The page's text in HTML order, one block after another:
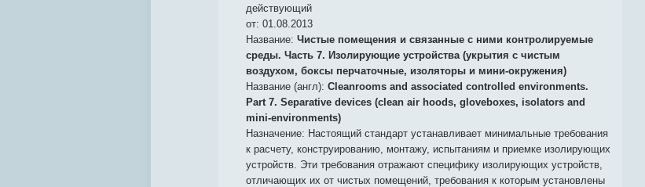
действующий
от: 01.08.2013
Название: Чистые помещения и связанные с ними контролируемые
среды. Часть 7. Изолирующие устройства (укрытия с чистым
воздухом, боксы перчаточные, изоляторы и мини-окружения)
Название (англ): Cleanrooms and associated controlled environments.
Part 7. Separative devices (clean air hoods, gloveboxes, isolators and
mini-environments)
Назначение: Настоящий стандарт устанавливает минимальные требования
к расчету, конструированию, монтажу, испытаниям и приемке изолирующих
устройств. Эти требования отражают специфику изолирующих устройств,
отличающих их от чистых помещений, требования к которым установлены